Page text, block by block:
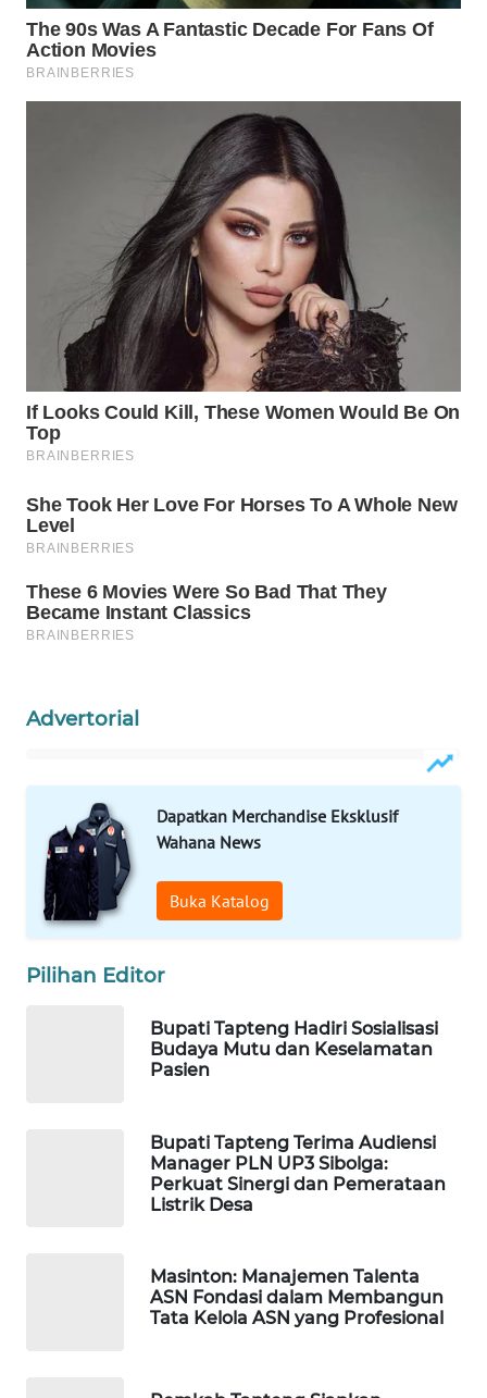
Advertorial
Dapatkan Merchandise Eksklusif
Wahana News
Buka Katalog
Pilihan Editor
Bupati Tapteng Hadiri Sosialisasi
Budaya Mutu dan Keselamatan
Pasien
Bupati Tapteng Terima Audiensi
Manager PLN UP3 Sibolga:
Perkuat Sinergi dan Pemerataan
Listrik Desa
Masinton: Manajemen Talenta
ASN Fondasi dalam Membangun
Tata Kelola ASN yang Profesional
LISTRIK
WAHANA
WAHANANEWS
WAHANANEWS
CO ID
WAHANANEWS
NET
SPORT
WAHANA
WAHANA
WAHANA
OTOMOTIF
WAHANA
HEALTH
DESA